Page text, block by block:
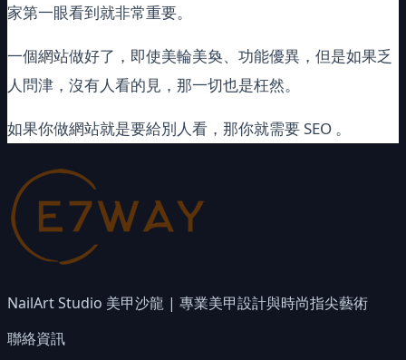
家第一眼看到就非常重要。
一個網站做好了，即使美輪美奐、功能優異，但是如果乏
人問津，沒有人看的見，那一切也是枉然。
如果你做網站就是要給別人看，那你就需要 SEO 。
NailArt Studio 美甲沙龍 | 專業美甲設計與時尚指尖藝術
聯絡資訊